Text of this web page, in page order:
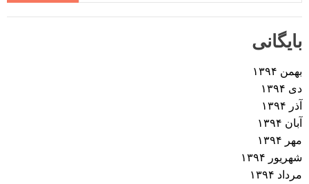
بایگانی
بهمن ۱۳۹۴
دی ۱۳۹۴
آذر ۱۳۹۴
آبان ۱۳۹۴
مهر ۱۳۹۴
شهریور ۱۳۹۴
مرداد ۱۳۹۴